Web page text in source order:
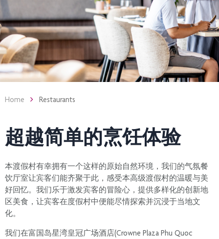
Home Restaurants
超越简单的烹饪体验
本渡假村有幸拥有一个这样的原始自然环境，我们的气氛餐
饮厅室让宾客们能齐聚于此，感受本高级渡假村的温暖与美
好回忆。我们乐于激发宾客的冒险心，提供多样化的创新地
区美食，让宾客在度假村中便能尽情探索并沉浸于当地文
化。
我们在富国岛星湾皇冠广场酒店(Crowne Plaza Phu Quoc